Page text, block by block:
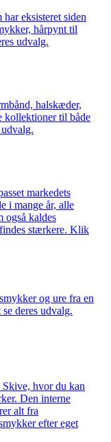
eksisteret siden
hårpynt til
udvalg.
halskæder,
kollektioner til både
markedets
i mange år, alle
også kaldes
stærkere. Klik
og ure fra en
deres udvalg.
hvor du kan
Den interne
alt fra
efter eget